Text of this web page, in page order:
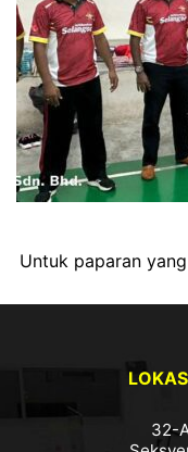
Untuk paparan
32-